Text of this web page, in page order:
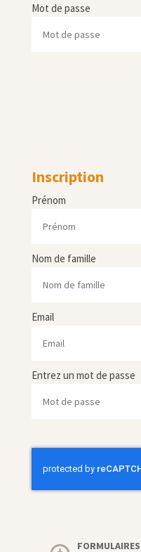
Mot de passe
Inscription
Prénom
Nom de famille
Email
Entrez un mot de passe